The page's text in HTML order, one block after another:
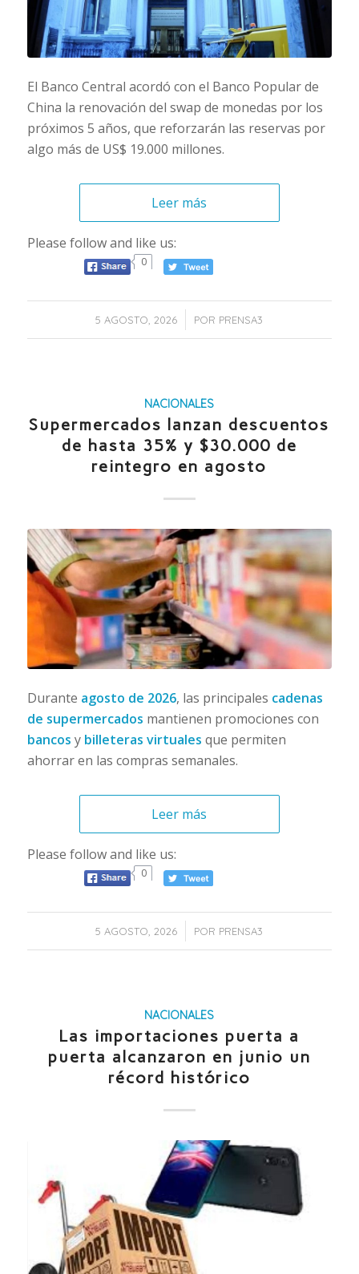
El Banco Central acordó con el Banco Popular de
China la renovación del swap de monedas por los
próximos 5 años, que reforzarán las reservas por
algo más de US$ 19.000 millones.
Leer más
Please follow and like us:
0
5 AGOSTO, 2026
/ POR PRENSA3
NACIONALES
Supermercados lanzan descuentos
de hasta 35% y $30.000 de
reintegro en agosto
Durante agosto de 2026, las principales cadenas
de supermercados mantienen promociones con
bancos y billeteras virtuales que permiten
ahorrar en las compras semanales.
Leer más
Please follow and like us:
0
5 AGOSTO, 2026
/ POR PRENSA3
NACIONALES
Las importaciones puerta a
puerta alcanzaron en junio un
récord histórico